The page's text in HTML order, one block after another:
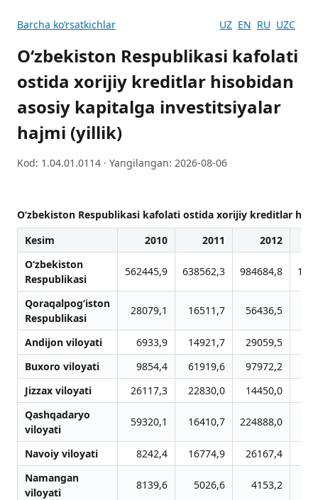
Barcha koʻrsatkichlar UZ EN RU UZC
O‘zbekiston Respublikasi kafolati
ostida xorijiy kreditlar hisobidan
asosiy kapitalga investitsiyalar
hajmi (yillik)
Kod: 1.04.01.0114 · Yangilangan: 2026-08-06
O‘zbekiston Respublikasi kafolati ostida xorijiy kreditlar
Kesim
2010 2011
2012
O‘zbekiston
Respublikasi
562445,9 638562,3 984684,8
Qoraqalpog‘iston
Respublikasi
28079,1 16511,7 56436,5
Andijon viloyati 6933,9 14921,7 29059,5
Buxoro viloyati
9854,4 61919,6 97972,2
Jizzax viloyati
26117,3 22830,0 14450,0
Qashqadaryo
viloyati
59320,1 16410,7 224888,0
Navoiy viloyati 8242,4 16774,9 26167,4
Namangan
viloyati
8139,6 5026,6 4153,2